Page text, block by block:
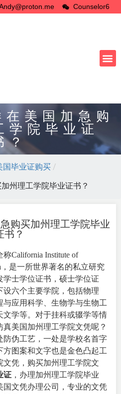
Counselor6
美国加急购
学院毕业证
？
国毕业证购买 /
州理工学院毕业证书？
购买加州理工学院毕业
书？
称California Institute of
，是一所世界著名的私立研究
士学位证书，硕士学位证
设六个主要学院，包括物理
应用科学、生物学与生物工
学等。对于挂科或辍学等情
美国加州理工学院文凭呢？
防伪工艺，一处是学校名首字
图案和文字也是金色凸起工
凭，购买加州理工学院文
证 ，办理加州理工学院毕业
文凭办理公司，专业的文凭